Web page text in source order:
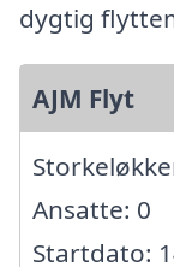
dygtig
AJM Flyt
Ansatte: 0
Startdato: